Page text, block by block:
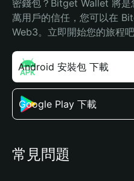
密錢包？Bitget Wallet 將
萬用戶的信任，您可以在
Web3。立即開始您的旅程吧
Android 安裝包 下載
Google Play 下載
常見問題